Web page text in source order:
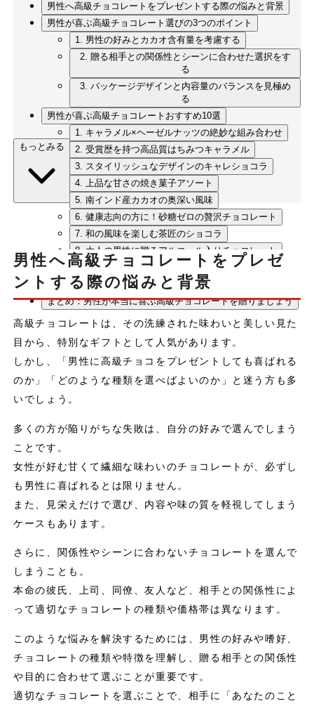
男性へ高級チョコレートをプレゼントする際の悩みと背景
男性が喜ぶ高級チョコレート選びの3つのポイント
1. 男性の好みとカカオ含有量を考慮する
2. 贈る相手との関係性とシーンに合わせた選択をす
る
3. パッケージデザインと内容量のバランスを見極め
る
男性が喜ぶ高級チョコレートおすすめ10選
1. キャラメル×ヘーゼルナッツの絶妙な組み合わせ
2. 受賞歴を持つ高品質はちみつキャラメル
3. スタイリッシュなデザインのキャレショコラ
4. 上品な甘さの焼き菓子アソート
5. 南インド産カカオの奥深い風味
6. 健康志向の方に！砂糖ゼロの贅沢チョコレート
7. 和の風味を楽しむ茶匠のショコラ
8. 大人の男性に贈るアルコール入りチョコレート
9. 芸術的なプラリネショコラ
10. 口どけなめらかな生チョコレート
まとめ：男性が本当に喜ぶ高級チョコレートを贈りましょう
もっとみる
男性へ高級チョコレートをプレゼ
ントする際の悩みと背景
高級チョコレートは、その洗練された味わいと美しい見た
目から、特別なギフトとして人気があります。
しかし、「男性に高級チョコをプレゼントしても喜ばれる
のか」「どのような種類を選べばよいのか」と迷う方も多
いでしょう。
多くの方が陥りがちな失敗は、自分の好みで選んでしまう
ことです。
女性が好む甘くて繊細な味わいのチョコレートが、必ずし
も男性に喜ばれるとは限りません。
また、見栄えだけで選び、内容や味の質を軽視してしまう
ケースもあります。
さらに、関係性やシーンに合わないチョコレートを選んで
しまうことも。
本命の彼氏、上司、同僚、友人など、相手との関係性によ
って適切なチョコレートの種類や価格帯は異なります。
このような悩みを解決するためには、男性の好みや嗜好、
チョコレートの種類や特徴を理解し、贈る相手との関係性
や目的に合わせて選ぶことが重要です。
適切なチョコレートを選ぶことで、相手に「あなたのこと